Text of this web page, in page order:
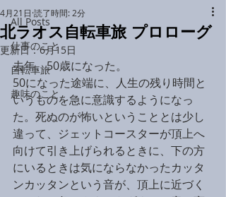
All Posts
仕事のこと
自転車旅
趣味のこと
北ラオス自転車旅 プロローグ
4月21日 読了時間: 2分
更新日：6月15日
去年、50歳になった。
50になった途端に、人生の残り時間と
いうものを急に意識するようになっ
た。死ぬのが怖いということとは少し
違って、ジェットコースターが頂上へ
向けて引き上げられるときに、下の方
にいるときは気にならなかったカッタ
ンカッタンという音が、頂上に近づく